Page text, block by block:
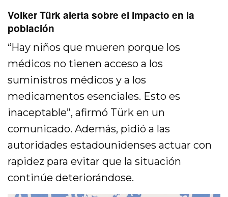
Volker Türk alerta sobre el impacto en la
población
“Hay niños que mueren porque los
médicos no tienen acceso a los
suministros médicos y a los
medicamentos esenciales. Esto es
inaceptable”, afirmó Türk en un
comunicado. Además, pidió a las
autoridades estadounidenses actuar con
rapidez para evitar que la situación
continúe deteriorándose.